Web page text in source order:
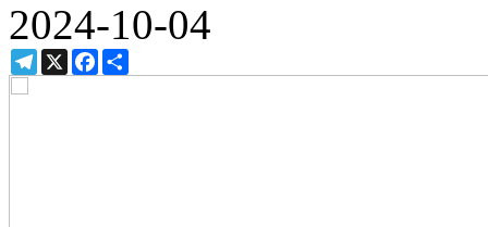
2024-10-04
Telegram
X Facebook